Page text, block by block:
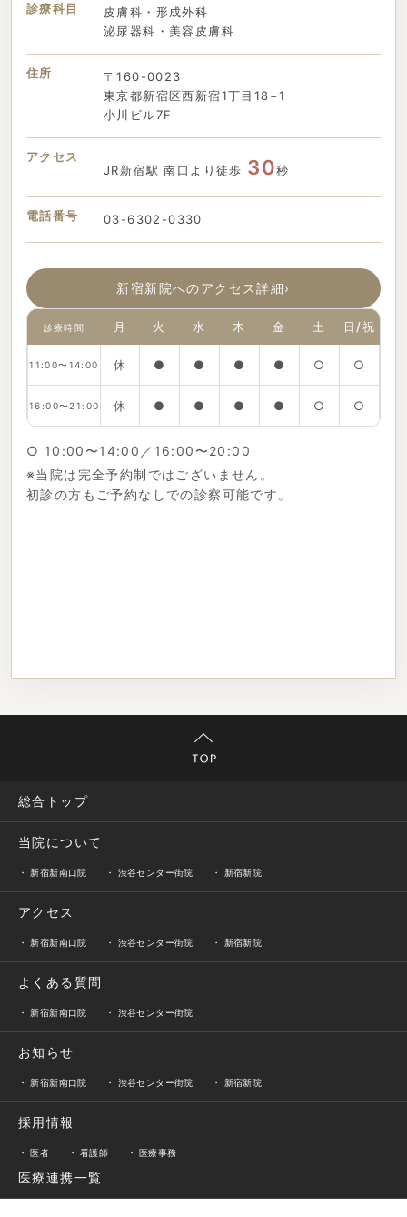
診療科目
皮膚科・形成外科
泌尿器科・美容皮膚科
住所
〒160-0023
東京都新宿区西新宿1丁目18−1
小川ビル7F
アクセス
JR新宿駅 南口より徒歩 30秒
電話番号 03-6302-0330
新宿新院へのアクセス詳細›
診療時間 月 火 水 木 金 土 日/祝
11:00〜14:00 休 ● ● ● ● ○ ○
16:00〜21:00 休 ● ● ● ● ○ ○
○ 10:00〜14:00／16:00〜20:00
※当院は完全予約制ではございません。
初診の方もご予約なしでの診察可能です。
総合トップ
当院について
新宿新南口院 渋谷センター街院 新宿新院
アクセス
新宿新南口院 渋谷センター街院 新宿新院
よくある質問
新宿新南口院 渋谷センター街院
お知らせ
新宿新南口院 渋谷センター街院 新宿新院
採用情報
医者 看護師 医療事務
医療連携一覧